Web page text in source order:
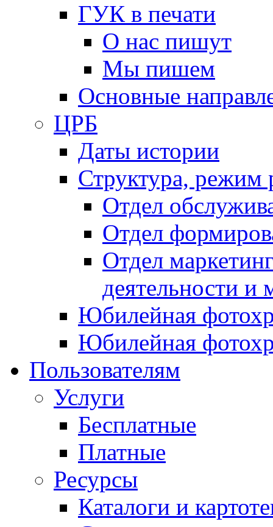
ГУК в печати
О нас пишут
Мы пишем
Основные
ЦРБ
Даты истории
Структура, режим
Отдел
Отдел
Отдел
деятельности и
Юбилейная
Юбилейная
Пользователям
Услуги
Бесплатные
Платные
Ресурсы
Каталоги и